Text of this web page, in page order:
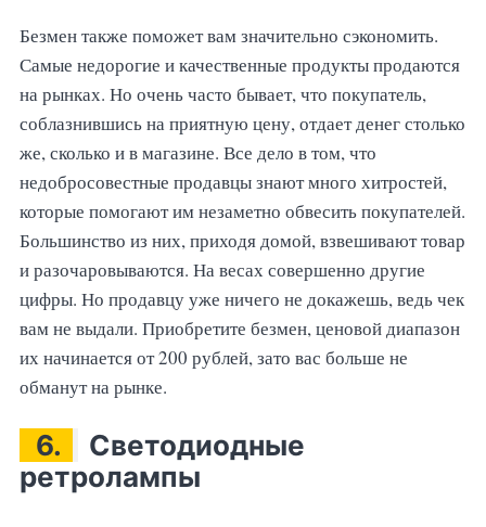
Безмен также поможет вам значительно сэкономить.
Самые недорогие и качественные продукты продаются
на рынках. Но очень часто бывает, что покупатель,
соблазнившись на приятную цену, отдает денег столько
же, сколько и в магазине. Все дело в том, что
недобросовестные продавцы знают много хитростей,
которые помогают им незаметно обвесить покупателей.
Большинство из них, приходя домой, взвешивают товар
и разочаровываются. На весах совершенно другие
цифры. Но продавцу уже ничего не докажешь, ведь чек
вам не выдали. Приобретите безмен, ценовой диапазон
их начинается от 200 рублей, зато вас больше не
обманут на рынке.
6.
Светодиодные
ретролампы